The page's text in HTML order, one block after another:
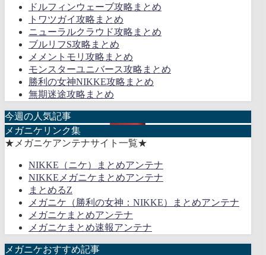
ドルフィンウェーブ攻略まとめ
トワツガイ攻略まとめ
ニューラルクラウド攻略まとめ
ブルリフS攻略まとめ
メメントモリ攻略まとめ
モンスターユニバース攻略まとめ
勝利の女神NIKKE攻略まとめ
無期迷途攻略まとめ
今週の人気記事
メガニケリンク集
★メガニケアンテナサイト一覧★
NIKKE（ニケ）まとめアンテナ
NIKKEメガニケまとめアンテナ
まとめるZ
メガニケ（勝利の女神：NIKKE）まとめアンテナ
メガニケまとめアンテナ
メガニケまとめ速報アンテナ
メガニケおすすめ記事